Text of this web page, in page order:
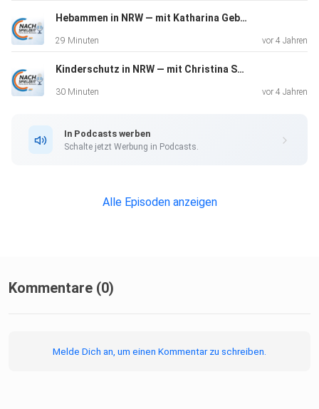
Hebammen in NRW — mit Katharina Gebauer & Anja Matthes
29 Minuten vor 4 Jahren
Kinderschutz in NRW — mit Christina Schulze Föcking & Rainer Rettinger
30 Minuten vor 4 Jahren
In Podcasts werben
Schalte jetzt Werbung in Podcasts.
Alle Episoden anzeigen
Kommentare (0)
Melde Dich an, um einen Kommentar zu schreiben.